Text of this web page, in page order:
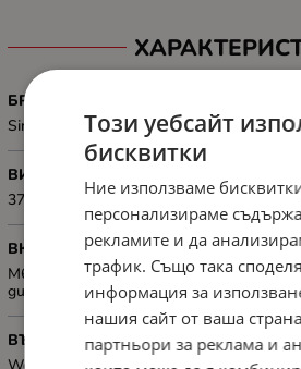
БРОЙ СЕКЦИИ
Single-section
ВИСОЧИНА, MM
370 mm
ВКЛЮЧЕНИ АКСЕСОАРИ
M6 screws, Front lock, Grounding cable,
guide
ВЪТРЕШНИ РАМЕРИ, ММ
Този уебсайт
бисквитки
Ние използваме
персонализираме
рекламите и да
трафик. Също така
информация за
нашия сайт от ваша
партньори за реклама и